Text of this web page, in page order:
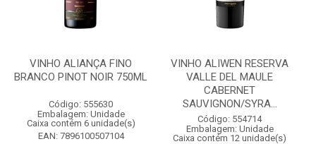
VINHO ALIANÇA FINO
BRANCO PINOT NOIR 750ML
Código: 555630
Embalagem: Unidade
Caixa contém 6 unidade(s)
EAN: 7896100507104
VINHO ALIWEN RESERVA
VALLE DEL MAULE
CABERNET
SAUVIGNON/SYRA...
Código: 554714
Embalagem: Unidade
Caixa contém 12 unidade(s)